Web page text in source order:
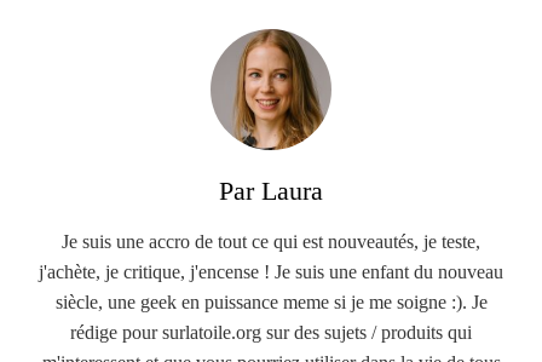
Par Laura
Je suis une accro de tout ce qui est nouveautés, je teste,
j'achète, je critique, j'encense ! Je suis une enfant du nouveau
siècle, une geek en puissance meme si je me soigne :). Je
rédige pour surlatoile.org sur des sujets / produits qui